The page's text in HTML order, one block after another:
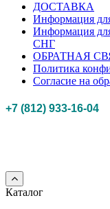
ДОСТАВКА
Информация
Информация
СНГ
ОБРАТНАЯ
Политика
Согласие на
+7 (812) 933-16-04
Каталог